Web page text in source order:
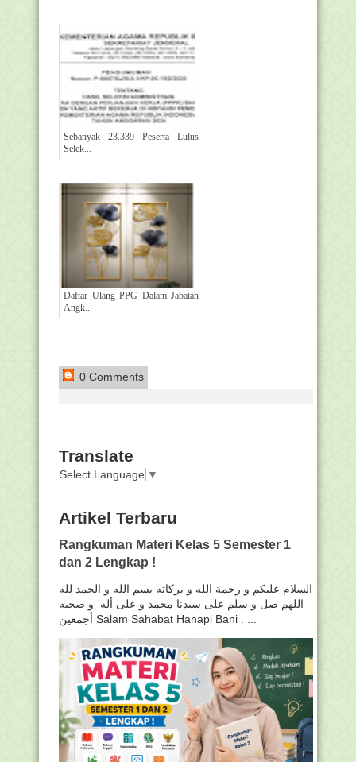
Sebanyak 23.339 Peserta Lulus
Selek...
Daftar Ulang PPG Dalam Jabatan
Angk...
0 Comments
Translate
Select Language ▼
Artikel Terbaru
Rangkuman Materi Kelas 5 Semester 1
dan 2 Lengkap !
السلام عليكم و رحمة الله و بركاته بسم الله و الحمد لله
اللهم صل و سلم على سيدنا محمد و على أله و صحبه
أجمعين Salam Sahabat Hanapi Bani . ...